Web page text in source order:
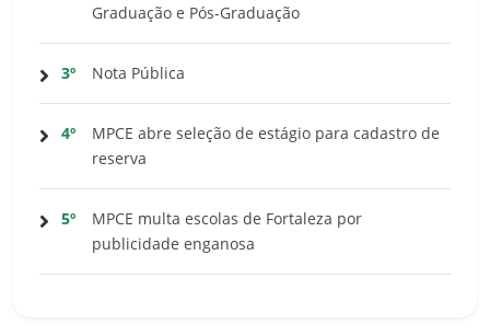
Graduação e Pós-Graduação
3º Nota Pública
4º
MPCE abre seleção de estágio para cadastro de
reserva
5º
MPCE multa escolas de Fortaleza por
publicidade enganosa